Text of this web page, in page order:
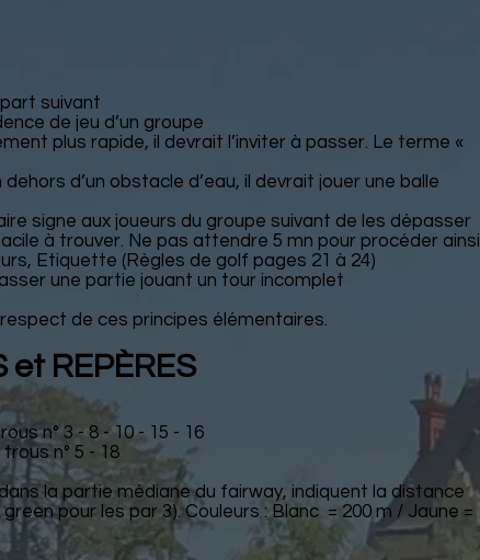
suivant
de jeu d’un groupe
plus rapide, il devrait l’inviter à passer. Le terme «
d’un obstacle d’eau, il devrait jouer une balle
signe aux joueurs du groupe suivant de les dépasser
à trouver. Ne pas attendre 5 mn pour procéder ainsi
Etiquette (Règles de golf pages 21 à 24)
une partie jouant un tour incomplet
de ces principes élémentaires.
et REPÈRES
n° 3 - 8 - 10 - 15 - 16
n° 5 - 18
la partie médiane du fairway, indiquent la distance
pour les par 3). Couleurs : Blanc = 200 m / Jaune =